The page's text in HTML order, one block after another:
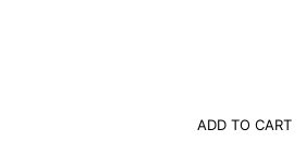
ADD TO CART